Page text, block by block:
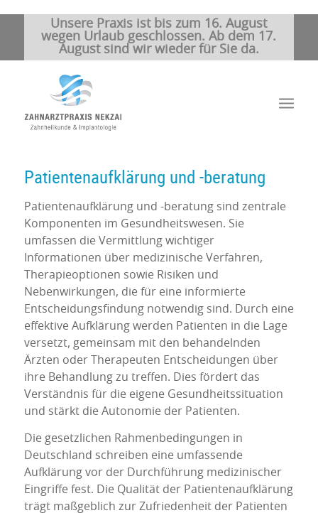
Unsere Praxis ist bis zum 16. August
wegen Urlaub geschlossen. Ab dem 17.
August sind wir wieder für Sie da.
Patientenaufklärung und -beratung
Patientenaufklärung und -beratung sind zentrale
Komponenten im Gesundheitswesen. Sie
umfassen die Vermittlung wichtiger
Informationen über medizinische Verfahren,
Therapieoptionen sowie Risiken und
Nebenwirkungen, die für eine informierte
Entscheidungsfindung notwendig sind. Durch eine
effektive Aufklärung werden Patienten in die Lage
versetzt, gemeinsam mit den behandelnden
Ärzten oder Therapeuten Entscheidungen über
ihre Behandlung zu treffen. Dies fördert das
Verständnis für die eigene Gesundheitssituation
und stärkt die Autonomie der Patienten.
Die gesetzlichen Rahmenbedingungen in
Deutschland schreiben eine umfassende
Aufklärung vor der Durchführung medizinischer
Eingriffe fest. Die Qualität der Patientenaufklärung
trägt maßgeblich zur Zufriedenheit der Patienten